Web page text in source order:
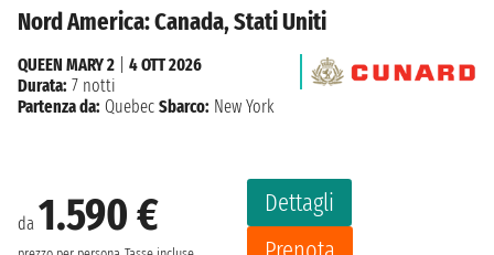
Nord America: Canada, Stati Uniti
da 1.590 €
Dettagli
QUEEN MARY 2
4 OTT 2026
Durata: 7 notti
Partenza da: Quebec Sbarco: New York